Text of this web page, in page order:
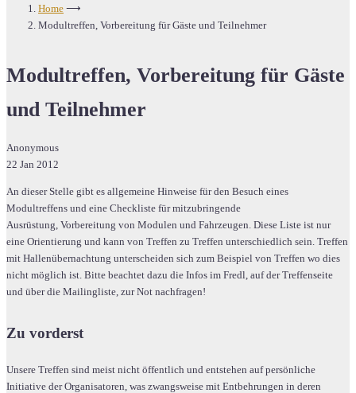
Home ⟶
Modultreffen, Vorbereitung für Gäste und Teilnehmer
Modultreffen, Vorbereitung für Gäste
und Teilnehmer
Anonymous
22 Jan 2012
An dieser Stelle gibt es allgemeine Hinweise für den Besuch eines
Modultreffens und eine Checkliste für mitzubringende
Ausrüstung, Vorbereitung von Modulen und Fahrzeugen. Diese Liste ist nur
eine Orientierung und kann von Treffen zu Treffen unterschiedlich sein. Treffen
mit Hallenübernachtung unterscheiden sich zum Beispiel von Treffen wo dies
nicht möglich ist. Bitte beachtet dazu die Infos im Fredl, auf der Treffenseite
und über die Mailingliste, zur Not nachfragen!
Zu vorderst
Unsere Treffen sind meist nicht öffentlich und entstehen auf persönliche
Initiative der Organisatoren, was zwangsweise mit Entbehrungen in deren